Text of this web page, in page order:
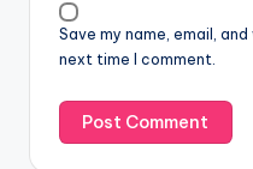
Save my name, email,
next time I comment.